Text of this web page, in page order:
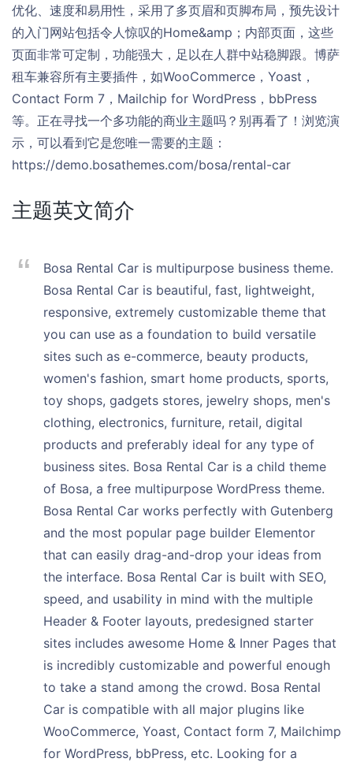
优化、速度和易用性，采用了多页眉和页脚布局，预先设计
的入门网站包括令人惊叹的Home&amp；内部页面，这些
页面非常可定制，功能强大，足以在人群中站稳脚跟。博萨
租车兼容所有主要插件，如WooCommerce，Yoast，
Contact Form 7，Mailchip for WordPress，bbPress
等。正在寻找一个多功能的商业主题吗？别再看了！浏览演
示，可以看到它是您唯一需要的主题：
https://demo.bosathemes.com/bosa/rental-car
主题英文简介
Bosa Rental Car is multipurpose business theme.
Bosa Rental Car is beautiful, fast, lightweight,
responsive, extremely customizable theme that
you can use as a foundation to build versatile
sites such as e-commerce, beauty products,
women's fashion, smart home products, sports,
toy shops, gadgets stores, jewelry shops, men's
clothing, electronics, furniture, retail, digital
products and preferably ideal for any type of
business sites. Bosa Rental Car is a child theme
of Bosa, a free multipurpose WordPress theme.
Bosa Rental Car works perfectly with Gutenberg
and the most popular page builder Elementor
that can easily drag-and-drop your ideas from
the interface. Bosa Rental Car is built with SEO,
speed, and usability in mind with the multiple
Header & Footer layouts, predesigned starter
sites includes awesome Home & Inner Pages that
is incredibly customizable and powerful enough
to take a stand among the crowd. Bosa Rental
Car is compatible with all major plugins like
WooCommerce, Yoast, Contact form 7, Mailchimp
for WordPress, bbPress, etc. Looking for a